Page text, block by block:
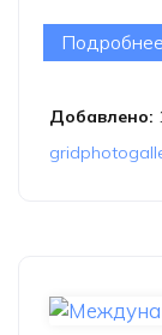
Подробнее
Добавлено: